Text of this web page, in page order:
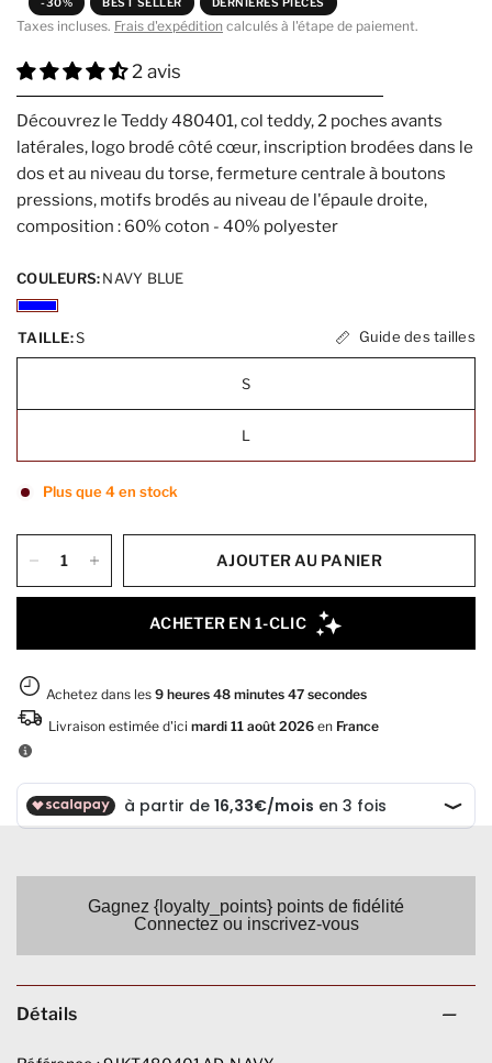
Taxes incluses. Frais d'expédition calculés à l'étape de paiement.
2 avis
Découvrez le Teddy 480401, col teddy, 2 poches avants
latérales, logo brodé côté cœur, inscription brodées dans le
dos et au niveau du torse, fermeture centrale à boutons
pressions, motifs brodés au niveau de l'épaule droite,
composition : 60% coton - 40% polyester
COULEURS:NAVY BLUE
TAILLE:S Guide des tailles
S
L
Plus que 4 en stock
AJOUTER AU PANIER
Gagnez {loyalty_points} points de fidélité
Connectez ou inscrivez-vous
Détails